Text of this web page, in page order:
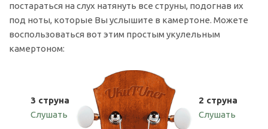
постараться на слух натянуть все струны, подогнав их
под ноты, которые Вы услышите в камертоне. Можете
воспользоваться вот этим простым укулельным
камертоном:
3 струна
Слушать
2 струна
Слушать